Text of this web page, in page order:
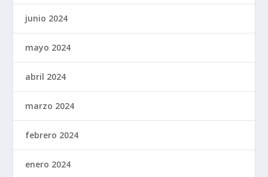
junio 2024
mayo 2024
abril 2024
marzo 2024
febrero 2024
enero 2024